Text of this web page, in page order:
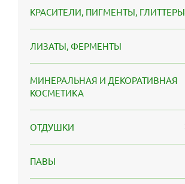
КРАСИТЕЛИ, ПИГМЕНТЫ, ГЛИТТЕРЫ
ЛИЗАТЫ, ФЕРМЕНТЫ
МИНЕРАЛЬНАЯ И ДЕКОРАТИВНАЯ
КОСМЕТИКА
ОТДУШКИ
ПАВЫ